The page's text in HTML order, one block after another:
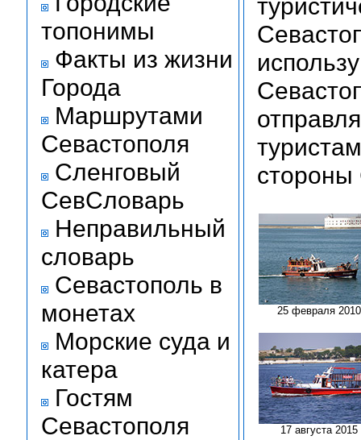
топонимы
Факты из жизни
Города
Маршрутами
Севастополя
Сленговый
СевСловарь
Неправильный
словарь
Севастополь в
монетах
Морские суда и
катера
Гостям
Севастополя
25 февраля 2010
17 августа 2015